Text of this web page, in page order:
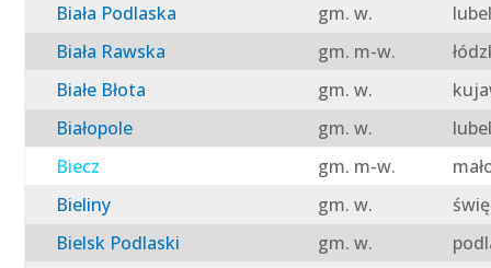
Biała Podlaska
gm. w.
Biała Rawska
gm. m-w.
Białe Błota
gm. w.
Białopole
gm. w.
Biecz
gm. m-w.
Bieliny
gm. w.
Bielsk Podlaski
gm. w.